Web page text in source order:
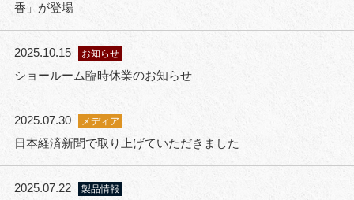
香」が登場
2025.10.15 お知らせ
ショールーム臨時休業のお知らせ
2025.07.30 メディア
日本経済新聞で取り上げていただきました
2025.07.22 製品情報